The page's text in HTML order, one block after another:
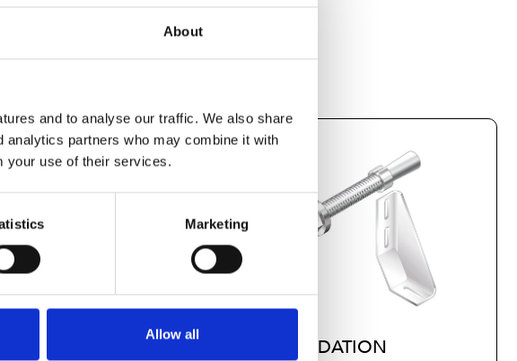
About
and to analyse our traffic. We also share
analytics partners who may combine it with
your use of their services.
Marketing
Allow all
FOUNDATION